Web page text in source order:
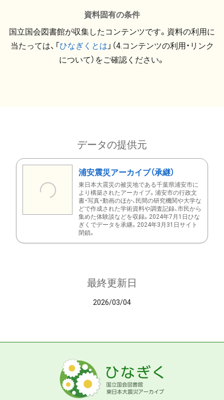
資料固有の条件
国立国会図書館が収集したコンテンツです。資料の利用に
当たっては、「ひなぎくとは 」（4.コンテンツの利用・リンク
について）をご確認ください。
データの提供元
浦安震災アーカイブ（承継）
東日本大震災の被災地である千葉県浦安市に
より構築されたアーカイブ。浦安市の行政文
書・写真・動画のほか、民間の研究機関や大学な
どで作成された学術資料や調査記録、市民から
集めた体験談などを収録。2024年7月1日ひな
ぎくでデータを承継。2024年3月31日サイト
閉鎖。
最終更新日
2026/03/04